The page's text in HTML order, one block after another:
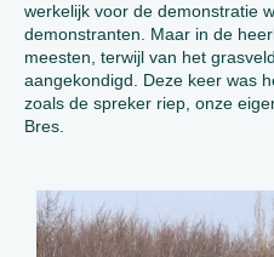
werkelijk voor de demonstratie
demonstranten. Maar in de
meesten, terwijl van het
aangekondigd. Deze keer was
zoals de spreker riep, onze
Bres.